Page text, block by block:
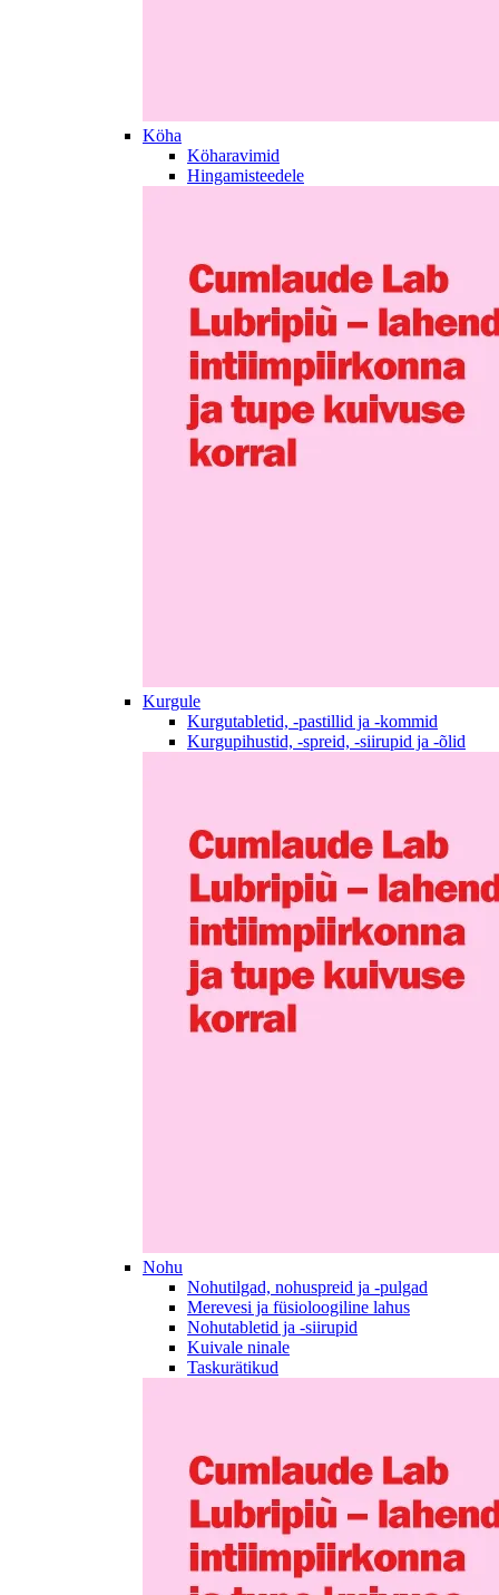
Köha
Köharavimid
Hingamisteedele
Kurgule
Kurgutabletid, -pastillid ja -kommid
Kurgupihustid, -spreid, -siirupid ja -õlid
Nohu
Nohutilgad, nohuspreid ja -pulgad
Merevesi ja füsioloogiline lahus
Nohutabletid ja -siirupid
Kuivale ninale
Taskurätikud